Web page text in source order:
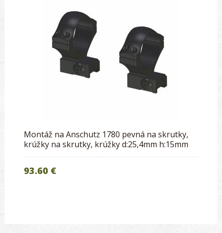
Montáž na Anschutz 1780 pevná na skrutky,
krúžky na skrutky, krúžky d:25,4mm h:15mm
93.60 €